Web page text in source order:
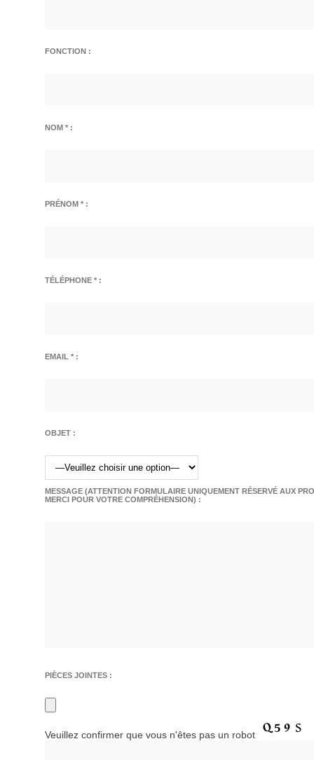
FONCTION :
NOM * :
PRÉNOM * :
TÉLÉPHONE * :
EMAIL * :
OBJET :
MESSAGE (ATTENTION FORMULAIRE UNIQUEMENT RÉSERVÉ AUX
MERCI POUR VOTRE COMPRÉHENSION) :
PIÈCES JOINTES :
Veuillez confirmer que vous n'êtes pas un robot